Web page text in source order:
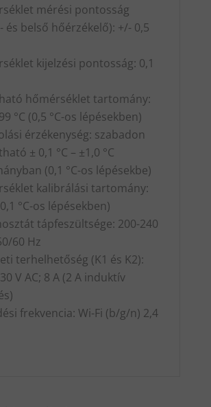
mérési pontosság
és belső hőérzékelő): +/- 0,5
kijelzési pontosság: 0,1
hőmérséklet tartomány:
°C (0,5 °C-os lépésekben)
érzékenység: szabadon
± 0,1 °C – ±1,0 °C
(0,1 °C-os lépésekbe)
kalibrálási tartomány:
°C-os lépésekben)
tápfeszültsége: 200-240
60 Hz
terhelhetőség (K1 és K2):
V AC; 8 A (2 A induktív
frekvencia: Wi-Fi (b/g/n) 2,4